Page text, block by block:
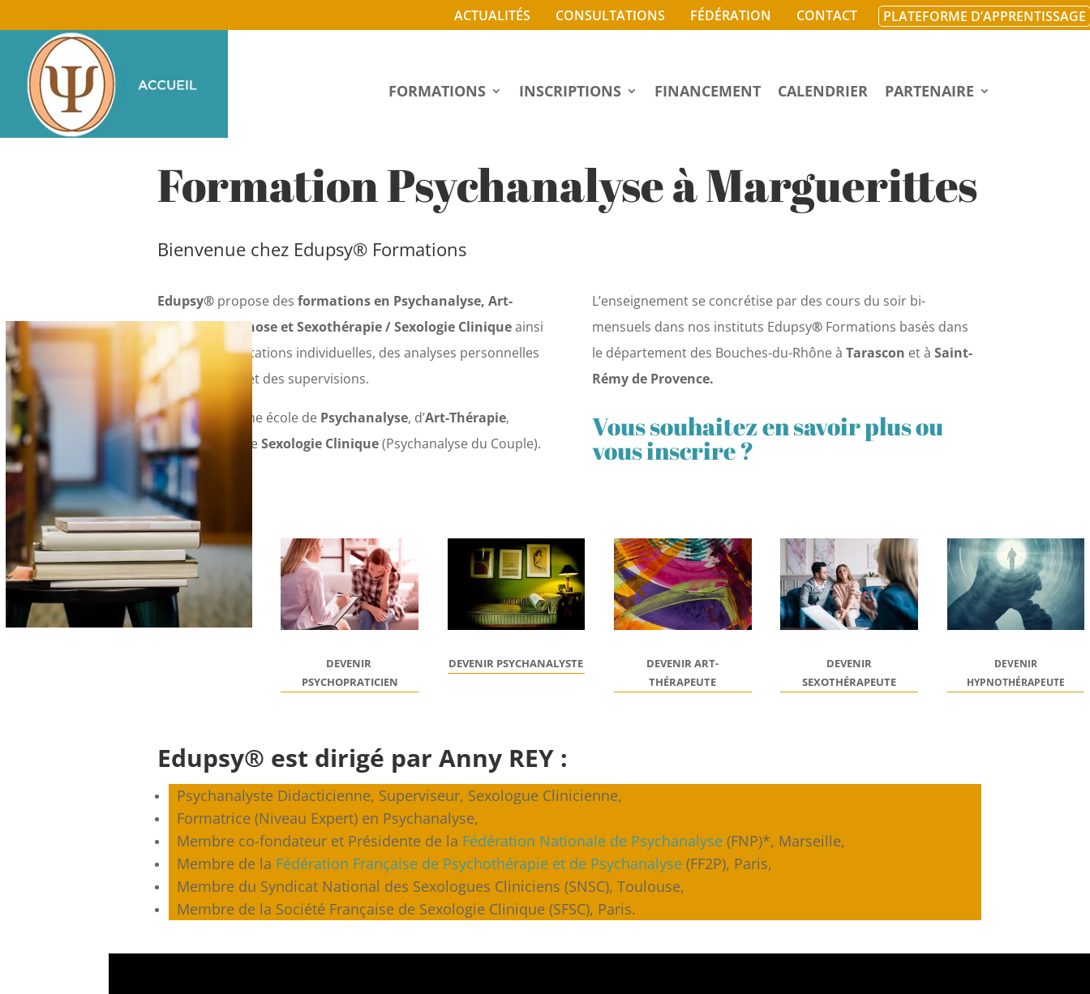
ACTUALITÉS CONSULTATIONS FÉDÉRATION CONTACT PLATEFORME D’APPRENTISSAGE
FORMATIONS INSCRIPTIONS FINANCEMENT CALENDRIER PARTENAIRE
Formation Psychanalyse à Marguerittes
Bienvenue chez Edupsy® Formations
Edupsy® propose desformations en Psychanalyse, Art-
Thérapie, Hypnose et Sexothérapie / Sexologie Cliniqueainsi
que des consultations individuelles, des analyses personnelles
et didactiques et des supervisions.
Edupsy®est une école de Psychanalyse, d’Art-Thérapie,
d’Hypnose et deSexologie Clinique(Psychanalyse du Couple).
L’enseignement se concrétise par des cours du soir bi-
mensuels dans nos instituts Edupsy®Formations basés dans
le département des Bouches-du-Rhône à Tarascon et à Saint-
Rémy de Provence.
Vous souhaitez en savoir plus ou
vous inscrire ?
DEVENIR
PSYCHOPRATICIEN
DEVENIR PSYCHANALYSTE DEVENIRART-
THÉRAPEUTE
DEVENIR
SEXOTHÉRAPEUTE
DEVENIR
HYPNOTHÉRAPEUTE
Edupsy® est dirigé par Anny REY :
Psychanalyste Didacticienne, Superviseur, Sexologue Clinicienne,
Formatrice (Niveau Expert) en Psychanalyse,
Membre co-fondateur et Présidente de la Fédération Nationale de Psychanalyse (FNP)*, Marseille,
Membre de la Fédération Française de Psychothérapie et de Psychanalyse (FF2P), Paris,
Membre du Syndicat National des Sexologues Cliniciens (SNSC), Toulouse,
Membre de la Société Française de Sexologie Clinique (SFSC), Paris.